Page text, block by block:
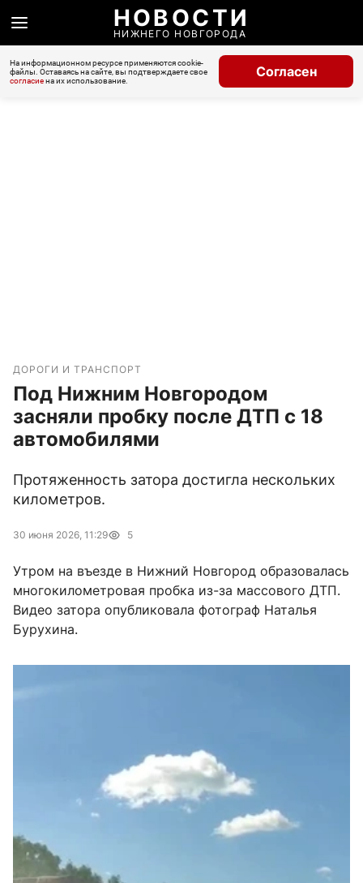
НОВОСТИ
НИЖНЕГО НОВГОРОДА
На информационном ресурсе применяются cookie-
файлы. Оставаясь на сайте, вы подтверждаете свое
согласиена их использование.
Согласен
ДОРОГИ И ТРАНСПОРТ
Под Нижним Новгородом
засняли пробку после ДТП с 18
автомобилями
Протяженность затора достигла нескольких
километров.
30 июня 2026, 11:29 5
Утром на въезде в Нижний Новгород образовалась
многокилометровая пробка из-за массового ДТП.
Видео затора опубликовала фотограф Наталья
Бурухина.